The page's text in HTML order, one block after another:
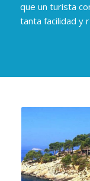
que un turista
tanta facilidad y